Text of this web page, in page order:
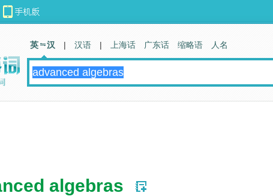
algebras
英 汉 | 汉语 | 上海话 广东话 缩略语 人名